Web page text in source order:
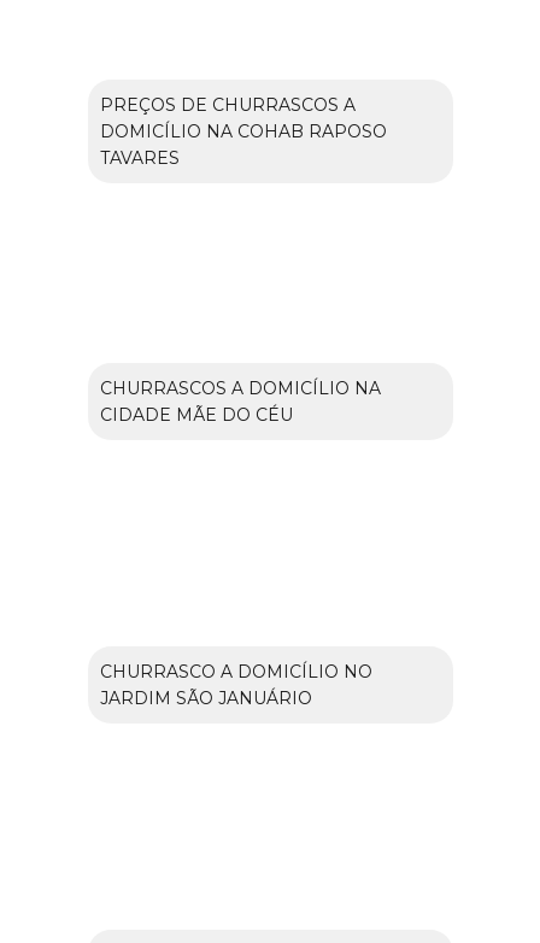
PREÇOS DE CHURRASCOS A
DOMICÍLIO NA COHAB RAPOSO
TAVARES
CHURRASCOS A DOMICÍLIO NA
CIDADE MÃE DO CÉU
CHURRASCO A DOMICÍLIO NO
JARDIM SÃO JANUÁRIO